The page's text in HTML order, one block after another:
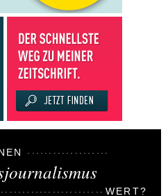
WERT?